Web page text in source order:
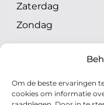
Om de beste ervaringen
cookies om informatie
Zaterdag
Zondag